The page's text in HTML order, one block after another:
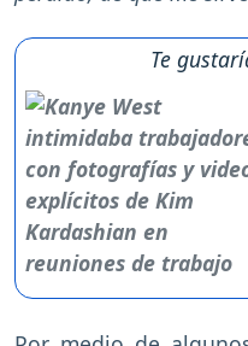
Te